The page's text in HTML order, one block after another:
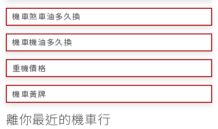
機車煞車油多久換
機車機油多久換
重機價格
機車黃牌
離你最近的機車行